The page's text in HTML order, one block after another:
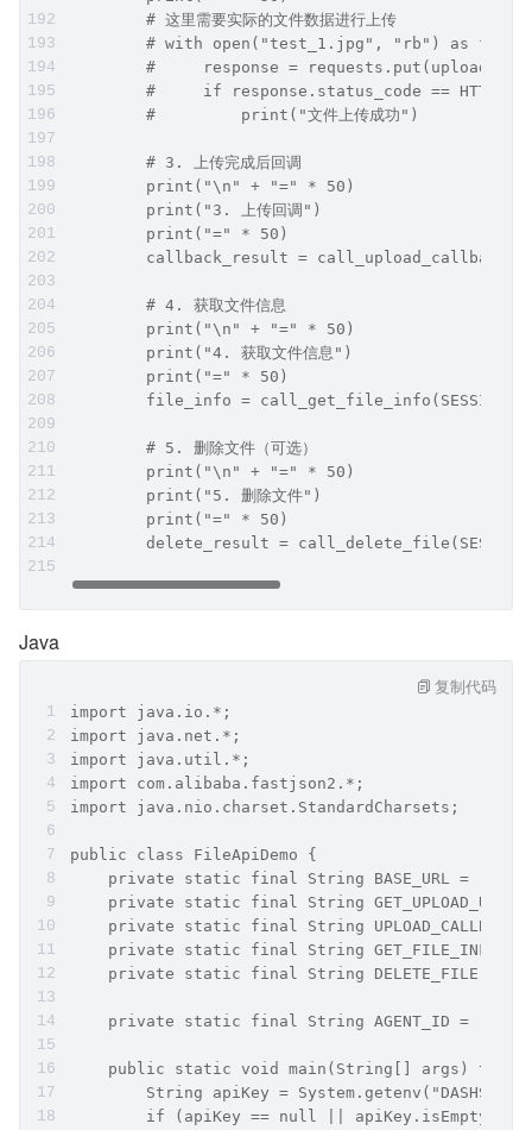
# 这里需要实际的文件数据进行上传
# with open("test_1.jpg", "rb") as f:
#     response =
#     if response.status_code ==
#         print("文件上传成功")
# 3. 上传完成后回调
print("\n" + "=" * 50)
print("3. 上传回调")
print("=" * 50)
callback_result =
# 4. 获取文件信息
print("\n" + "=" * 50)
print("4. 获取文件信息")
print("=" * 50)
file_info =
# 5. 删除文件（可选）
print("\n" + "=" * 50)
print("5. 删除文件")
print("=" * 50)
delete_result =
Java
import java.io.*;
import java.net.*;
import java.util.*;
import com.alibaba.fastjson2.*;
import java.nio.charset.StandardCharsets;
public class FileApiDemo {
private static final String BASE_URL =
private static final String GET_UPLOAD_URL
private static final String UPLOAD_CALLBACK
private static final String GET_FILE_INFO =
private static final String DELETE_FILE =
private static final String AGENT_ID = "aid-
public static void main(String[] args) throws
String apiKey =
if (apiKey == null || apiKey.isEmpty())
复制代码